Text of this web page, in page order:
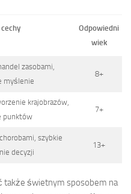
cechy
Odpowiedni
wiek
zasobami,
myślenie
8+
krajobrazów,
punktów
7+
szybkie
decyzji
13+
także świetnym sposobem na